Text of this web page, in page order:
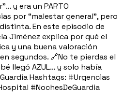
y era un PARTO
por “malestar general”, pero
En este episodio de
Jiménez explica por qué el
y una buena valoración
segundos. 🔗No te pierdas el
llegó AZUL… y solo había
Hashtags: #Urgencias
#NochesDeGuardia